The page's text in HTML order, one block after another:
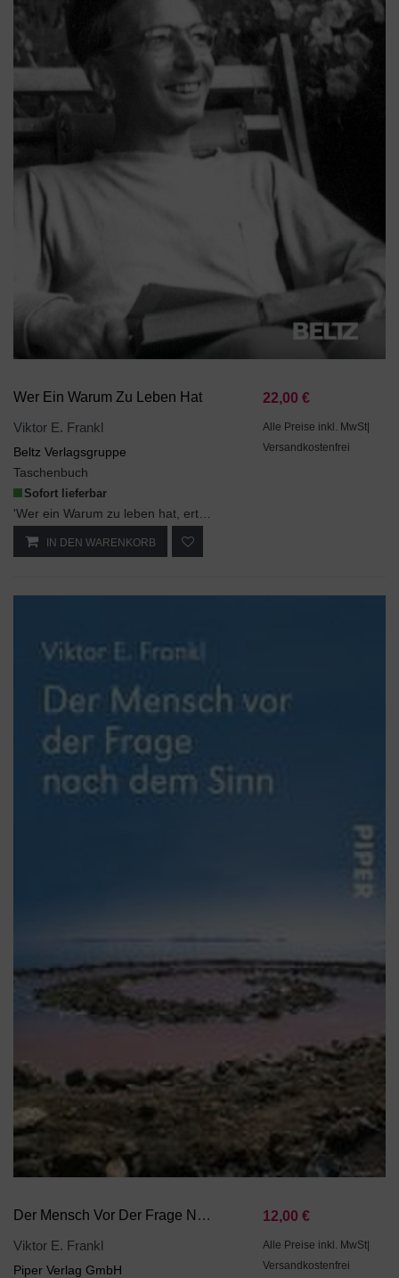
Wer Ein Warum Zu Leben Hat
Viktor E. Frankl
Beltz Verlagsgruppe
Taschenbuch
Sofort lieferbar
22,00 €
Alle Preise inkl. MwSt|
Versandkostenfrei
IN DEN WARENKORB
Der Mensch Vor Der Frage Nach Dem Sinn
Viktor E. Frankl
Piper Verlag GmbH
12,00 €
Alle Preise inkl. MwSt|
Versandkostenfrei